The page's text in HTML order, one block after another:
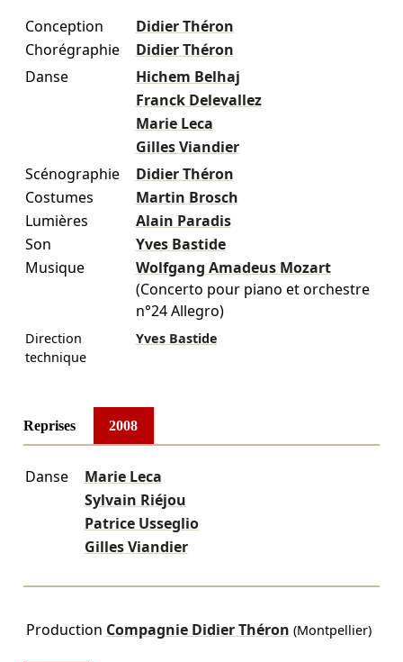
Conception
Didier Théron
Chorégraphie
Didier Théron
Danse
Hichem Belhaj
Franck Delevallez
Marie Leca
Gilles Viandier
Scénographie
Didier Théron
Costumes
Martin Brosch
Lumières
Alain Paradis
Son
Yves Bastide
Musique
Wolfgang Amadeus Mozart
(Concerto pour piano et orchestre
n°24 Allegro)
Direction
technique
Yves Bastide
Reprises 2008
Danse
Marie Leca
Sylvain Riéjou
Patrice Usseglio
Gilles Viandier
Production Compagnie Didier Théron (Montpellier)